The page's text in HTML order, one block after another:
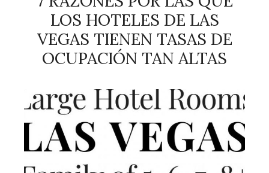
LOS HOTELES DE LAS
VEGAS TIENEN TASAS DE
OCUPACIÓN TAN ALTAS